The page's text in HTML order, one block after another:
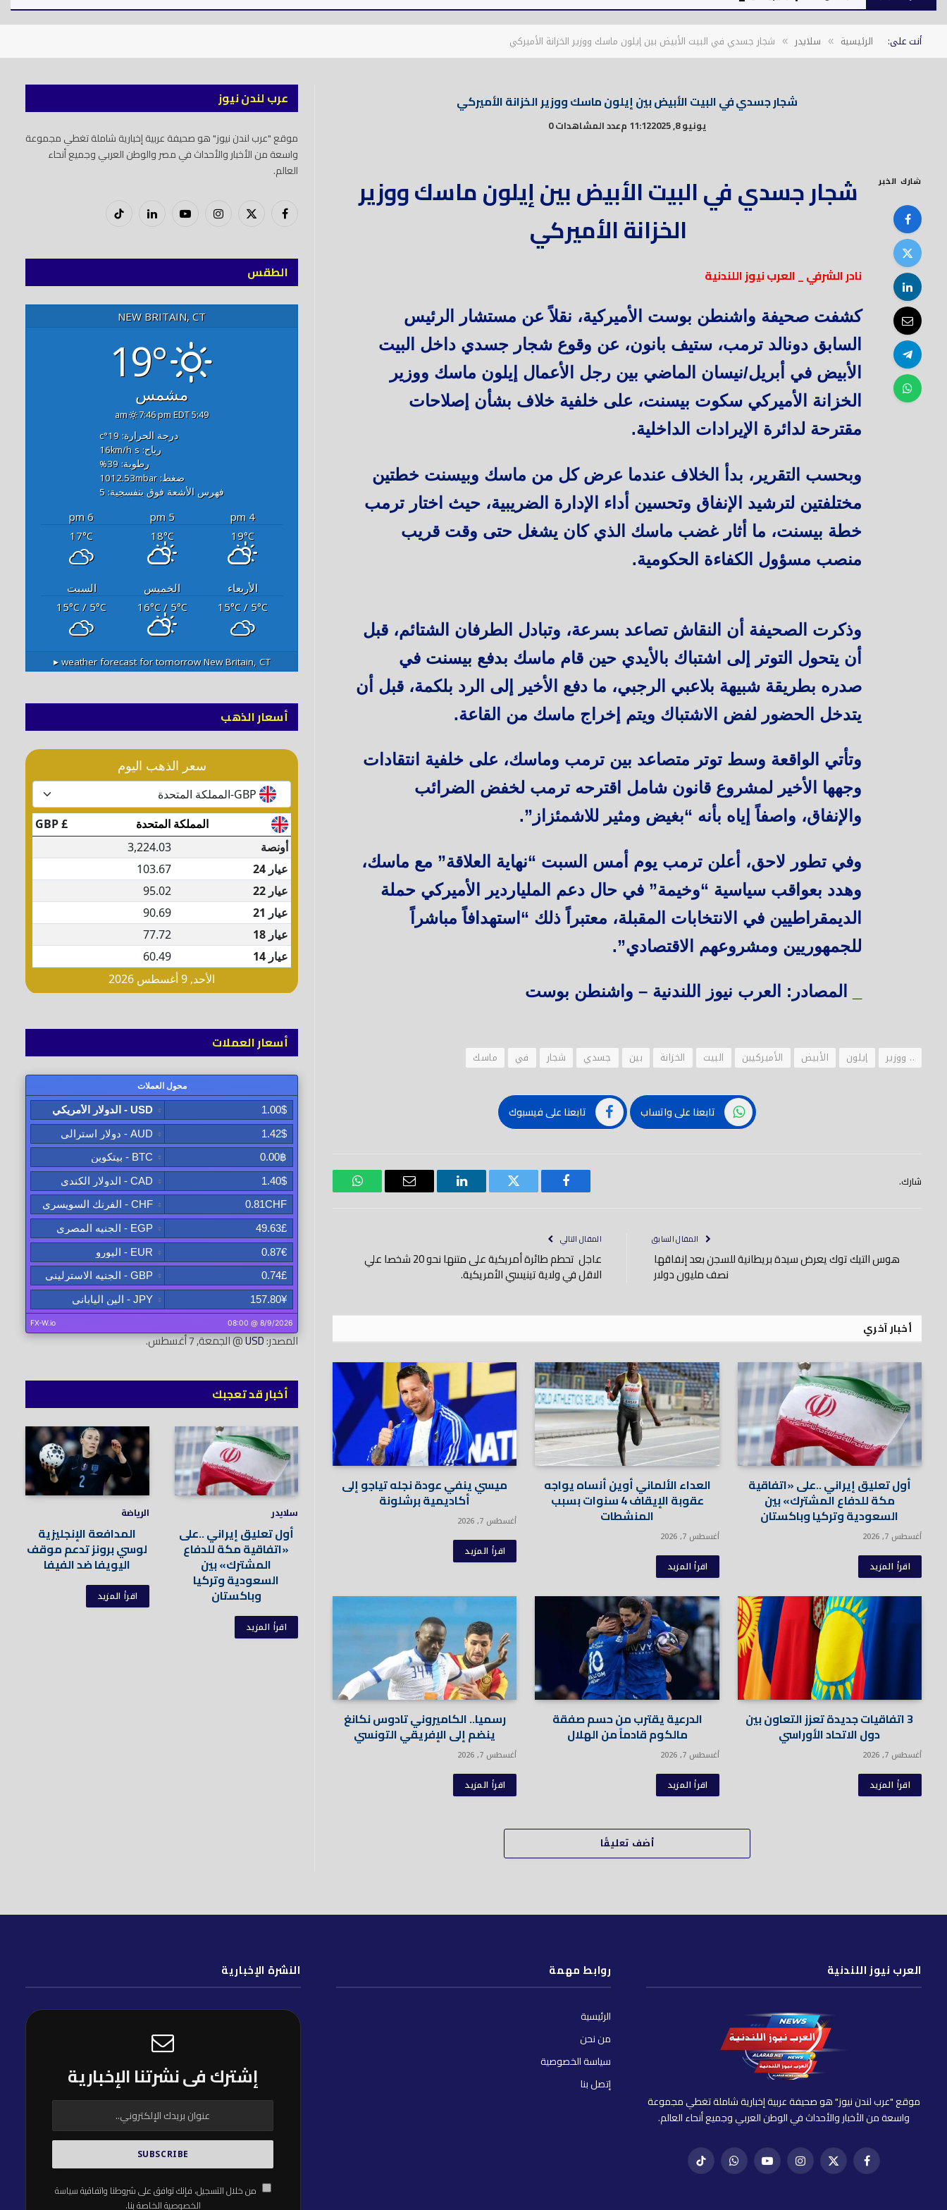
أنت على: الرئيسية » سلايدر » شجار جسدي في البيت الأبيض بين إيلون ماسك ووزير الخزانة الأميركي
شجار جسدي في البيت الأبيض بين إيلون ماسك ووزير الخزانة الأميركي
يونيو 8, 2025 11:12 م عدد المشاهدات 0
شارك الخبر
شجار جسدي في البيت الأبيض بين إيلون ماسك ووزير
الخزانة الأميركي
نادر الشرفي _ العرب نيوز اللندنية
كشفت صحيفة واشنطن بوست الأميركية، نقلاً عن مستشار الرئيس
السابق دونالد ترمب، ستيف بانون، عن وقوع شجار جسدي داخل البيت
الأبيض في أبريل/نيسان الماضي بين رجل الأعمال إيلون ماسك ووزير
الخزانة الأميركي سكوت بيسنت، على خلفية خلاف بشأن إصلاحات
مقترحة لدائرة الإيرادات الداخلية.
وبحسب التقرير، بدأ الخلاف عندما عرض كل من ماسك وبيسنت خطتين
مختلفتين لترشيد الإنفاق وتحسين أداء الإدارة الضريبية، حيث اختار ترمب
خطة بيسنت، ما أثار غضب ماسك الذي كان يشغل حتى وقت قريب
منصب مسؤول الكفاءة الحكومية.
وذكرت الصحيفة أن النقاش تصاعد بسرعة، وتبادل الطرفان الشتائم، قبل
أن يتحول التوتر إلى اشتباك بالأيدي حين قام ماسك بدفع بيسنت في
صدره بطريقة شبيهة بلاعبي الرجبي، ما دفع الأخير إلى الرد بلكمة، قبل أن
يتدخل الحضور لفض الاشتباك ويتم إخراج ماسك من القاعة.
وتأتي الواقعة وسط توتر متصاعد بين ترمب وماسك، على خلفية انتقادات
وجهها الأخير لمشروع قانون شامل اقترحه ترمب لخفض الضرائب
والإنفاق، واصفاً إياه بأنه “بغيض ومثير للاشمئزاز”.
وفي تطور لاحق، أعلن ترمب يوم أمس السبت “نهاية العلاقة” مع ماسك،
وهدد بعواقب سياسية “وخيمة” في حال دعم الملياردير الأميركي حملة
الديمقراطيين في الانتخابات المقبلة، معتبراً ذلك “استهدافاً مباشراً
للجمهوريين ومشروعهم الاقتصادي”.
_ المصادر: العرب نيوز اللندنية – واشنطن بوست
.. ووزير إيلون الأبيض الأميركيين البيت الخزانة بين جسدي شجار في ماسك
تابعنا على واتساب تابعنا على فيسبوك
شارك.
فيسبوك تويتر لينكدود
بريد
واتساب
المقال السابق
هوس التيك توك يعرض سيدة بريطانية للسجن بعد إنفاقها
نصف مليون دولار
المقال التالي
عاجل تحطم طائرة أمريكية على متنها نحو 20 شخصا علي
الاقل في ولاية تينيسي الأمريكية.
أخبار آخري
أول تعليق إيراني ..على «اتفاقية
مكة للدفاع المشترك» بين
السعودية وتركيا وباكستان
أغسطس 7, 2026
اقرأ المزيد
العداء الألماني أوين أنساه يواجه
عقوبة الإيقاف 4 سنوات بسبب
المنشطات
أغسطس 7, 2026
اقرأ المزيد
ميسي ينفي عودة نجله تياجو إلى
أكاديمية برشلونة
أغسطس 7, 2026
اقرأ المزيد
3 اتفاقيات جديدة تعزز التعاون بين
دول الاتحاد الأوراسي
أغسطس 7, 2026
اقرأ المزيد
الدرعية يقترب من حسم صفقة
مالكوم قادماً من الهلال
أغسطس 7, 2026
اقرأ المزيد
رسميا.. الكاميروني تادوس نكانغ
ينضم إلى الإفريقي التونسي
أغسطس 7, 2026
اقرأ المزيد
أضف تعليقًا
عرب لندن نيوز
موقع "عرب لندن نيوز" هو صحيفة عربية إخبارية شاملة تغطي مجموعة
واسعة من الأخبار والأحداث في مصر والوطن العربي وجميع أنحاء
العالم.
فيسبوك
X
إنستغرام يوتيوب لينكدود
تيك
الطقس
NEW BRITAIN, CT
19°
مشمس
5:49 am
7:46 pm EDT
درجة الحرارة: 19
°c
رياح: 16 km/h s
رطوبة: 39
%
ضغط: 1012.53mbar
فهرس الأشعة فوق بنفسجية: 5
4 pm
5 pm
6 pm
19°C
18°C
17°C
الأربعاء الخميس
السبت
15°C/ 5°C
16°C/ 5°C
15°C / 5°C
New Britain, CT
weather forecast for tomorrow ▸
أسعار الذهب
أسعار العملات
المصدر:USD@ الجمعة, 7 أغسطس.
أخبار قد تعجبك
سلايدر
أول تعليق إيراني ..على
«اتفاقية مكة للدفاع
المشترك» بين
السعودية وتركيا
وباكستان
اقرأ المزيد
الرياضة
المدافعة الإنجليزية
لوسي برونز تدعم موقف
اليويفا ضد الفيفا
اقرأ المزيد
العرب نيوز اللندنية
موقع "عرب لندن نيوز" هو صحيفة عربية إخبارية شاملة تغطي مجموعة
واسعة من الأخبار والأحداث في الوطن العربي وجميع أنحاء العالم.
فيسبوكX
إنستغراميوتيوب واتساب تيك
روابط مهمة
الرئيسية
من نحن
سياسة الخصوصية
إتصل بنا
النشرة الإخبارية
إشترك فى نشرتنا الإخبارية
من خلال التسجيل، فإنك توافق على شروطنا واتفاقيةسياسة
الخصوصيةالخاصة بنا.